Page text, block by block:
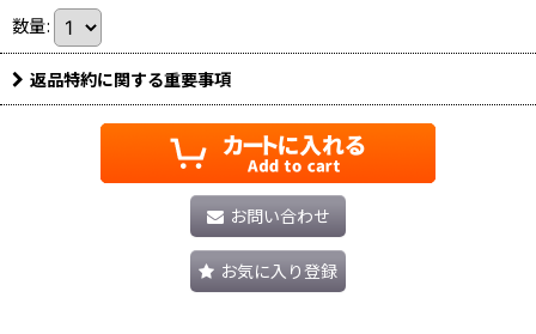
数量:
返品特約に関する重要事項
お問い合わせ
お気に入り登録